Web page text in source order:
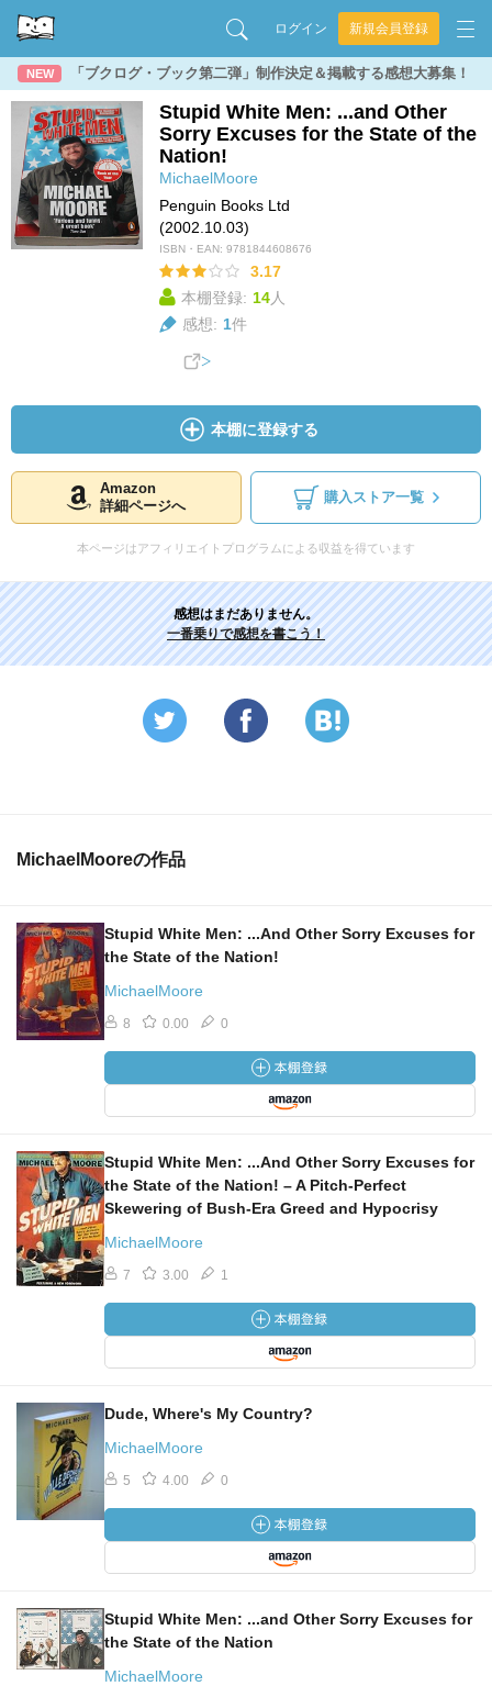
ログイン 新規会員登録
NEW 「ブクログ・ブック第二弾」制作決定＆掲載する感想大募集！
Stupid White Men: ...and Other
Sorry Excuses for the State of the
Nation!
MichaelMoore
Penguin Books Ltd
(2002.10.03)
ISBN・EAN: 9781844608676
3.17
本棚登録: 14人
感想: 1件
本棚に登録する
Amazon
詳細ページへ
購入ストア一覧
本ページはアフィリエイトプログラムによる収益を得ています
感想はまだありません。
一番乗りで感想を書こう！
MichaelMooreの作品
Stupid White Men: ...And Other Sorry Excuses for
the State of the Nation!
MichaelMoore
8 0.00 0
Stupid White Men: ...And Other Sorry Excuses for
the State of the Nation! – A Pitch-Perfect
Skewering of Bush-Era Greed and Hypocrisy
MichaelMoore
7 3.00 1
Dude, Where's My Country?
MichaelMoore
5 4.00 0
Stupid White Men: ...and Other Sorry Excuses for
the State of the Nation
MichaelMoore